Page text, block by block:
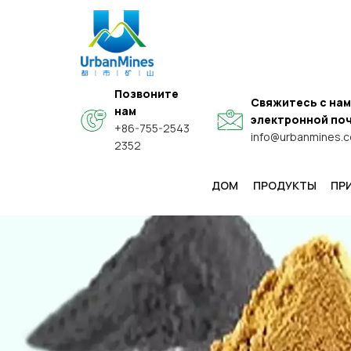
Позвоните
нам
+86-755-2543
2352
Свяжитесь с
электронной
ДОМ ПРОДУКТЫ